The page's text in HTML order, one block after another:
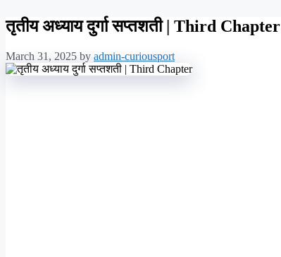
तृतीय अध्याय दुर्गा सप्तशती | Third Chapter
March 31, 2025 by admin-curiousport